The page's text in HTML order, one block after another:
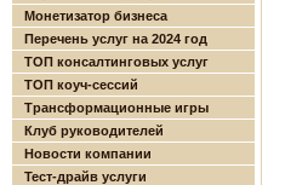
Монетизатор бизнеса
Перечень услуг на 2024 год
ТОП консалтинговых услуг
ТОП коуч-сессий
Трансформационные игры
Клуб руководителей
Новости компании
Тест-драйв услуги